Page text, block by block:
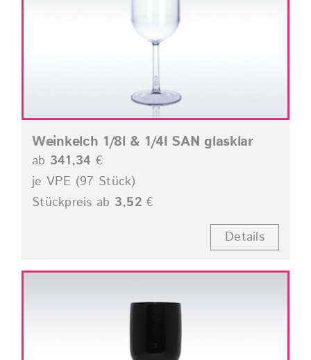
Weinkelch 1/8l & 1/4l SAN glasklar
ab 341,34 €
je VPE (97 Stück)
Stückpreis ab 3,52 €
Details